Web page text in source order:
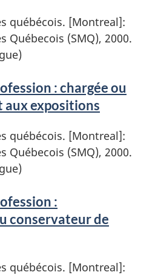
québécois. [Montreal]:
Québecois (SMQ), 2000.
: chargée ou
aux expositions
québécois. [Montreal]:
Québecois (SMQ), 2000.
:
conservateur de
québécois. [Montreal]: